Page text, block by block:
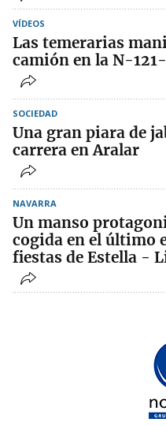
VÍDEOS
Las temerarias
camión en la N-
SOCIEDAD
Una gran piara de
carrera en Aralar
NAVARRA
Un manso
cogida en el último
fiestas de Estella -